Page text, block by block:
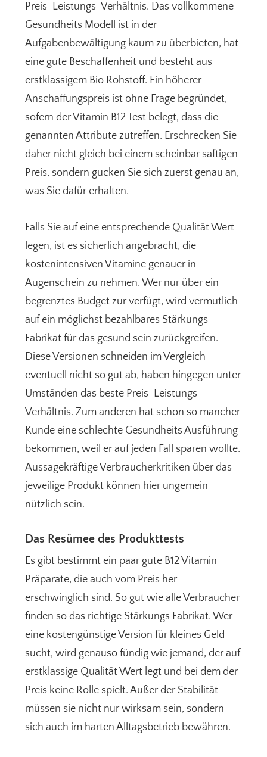
Preis-Leistungs-Verhältnis. Das vollkommene
Gesundheits Modell ist in der
Aufgabenbewältigung kaum zu überbieten, hat
eine gute Beschaffenheit und besteht aus
erstklassigem Bio Rohstoff. Ein höherer
Anschaffungspreis ist ohne Frage begründet,
sofern der Vitamin B12 Test belegt, dass die
genannten Attribute zutreffen. Erschrecken Sie
daher nicht gleich bei einem scheinbar saftigen
Preis, sondern gucken Sie sich zuerst genau an,
was Sie dafür erhalten.
Falls Sie auf eine entsprechende Qualität Wert
legen, ist es sicherlich angebracht, die
kostenintensiven Vitamine genauer in
Augenschein zu nehmen. Wer nur über ein
begrenztes Budget zur verfügt, wird vermutlich
auf ein möglichst bezahlbares Stärkungs
Fabrikat für das gesund sein zurückgreifen.
Diese Versionen schneiden im Vergleich
eventuell nicht so gut ab, haben hingegen unter
Umständen das beste Preis-Leistungs-
Verhältnis. Zum anderen hat schon so mancher
Kunde eine schlechte Gesundheits Ausführung
bekommen, weil er auf jeden Fall sparen wollte.
Aussagekräftige Verbraucherkritiken über das
jeweilige Produkt können hier ungemein
nützlich sein.
Das Resümee des Produkttests
Es gibt bestimmt ein paar gute B12 Vitamin
Präparate, die auch vom Preis her
erschwinglich sind. So gut wie alle Verbraucher
finden so das richtige Stärkungs Fabrikat. Wer
eine kostengünstige Version für kleines Geld
sucht, wird genauso fündig wie jemand, der auf
erstklassige Qualität Wert legt und bei dem der
Preis keine Rolle spielt. Außer der Stabilität
müssen sie nicht nur wirksam sein, sondern
sich auch im harten Alltagsbetrieb bewähren.